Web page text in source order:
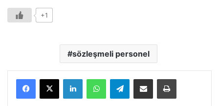
için sözleşmeli personele rapor parası ödenir ve bu
rapor parası maaşından mahsup edilir.
Sözleşmeli personelin bir yılda alabileceği rapor gün
sayısı sınırlandırılmamıştır.
+1
sözleşmeli personel
LinkedInWhatsAppTelegramE-Posta ile paylaş Yazdır